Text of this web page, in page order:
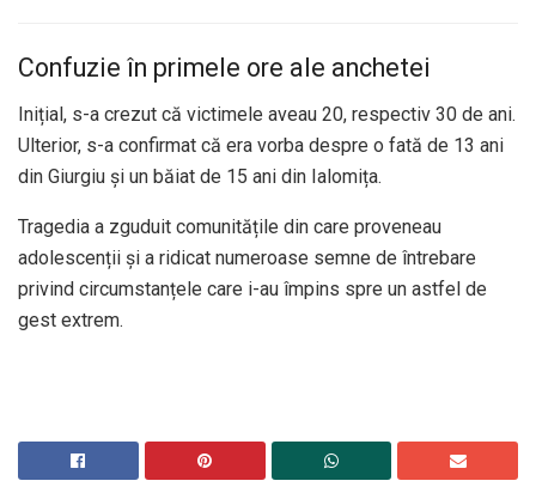
Confuzie în primele ore ale anchetei
Inițial, s-a crezut că victimele aveau 20, respectiv 30 de ani.
Ulterior, s-a confirmat că era vorba despre o fată de 13 ani
din Giurgiu și un băiat de 15 ani din Ialomița.
Tragedia a zguduit comunitățile din care proveneau
adolescenții și a ridicat numeroase semne de întrebare
privind circumstanțele care i-au împins spre un astfel de
gest extrem.